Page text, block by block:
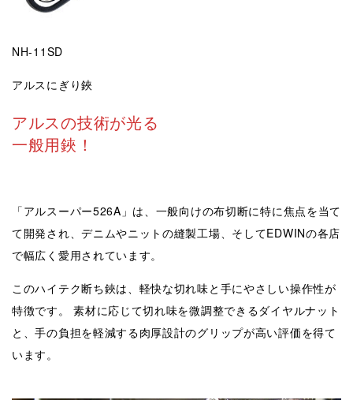
NH-11SD
アルスにぎり鋏
アルスの技術が光る
一般用鋏！
「アルスーパー526A」は、一般向けの布切断に特に焦点を当て
て開発され、デニムやニットの縫製工場、そしてEDWINの各店
で幅広く愛用されています。
このハイテク断ち鋏は、軽快な切れ味と手にやさしい操作性が
特徴です。 素材に応じて切れ味を微調整できるダイヤルナット
と、手の負担を軽減する肉厚設計のグリップが高い評価を得て
います。